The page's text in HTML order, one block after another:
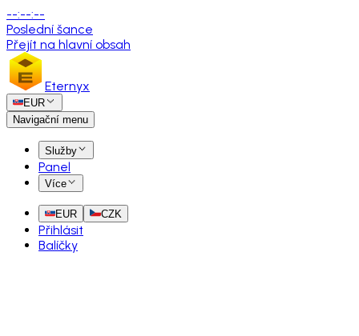
--:--:--
Poslední šance
Přejít na hlavní obsah
Eternyx
EUR
Navigační menu
Služby
Panel
Více
EUR CZK
Přihlásit
Balíčky